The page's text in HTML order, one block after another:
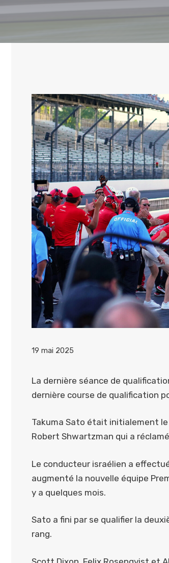
19 mai 2025
La dernière séance de
dernière course de qualification
Takuma Sato était initialement
Robert Shwartzman qui a
Le conducteur israélien a
augmenté la nouvelle équipe
y a quelques mois.
Sato a fini par se qualifier la
rang.